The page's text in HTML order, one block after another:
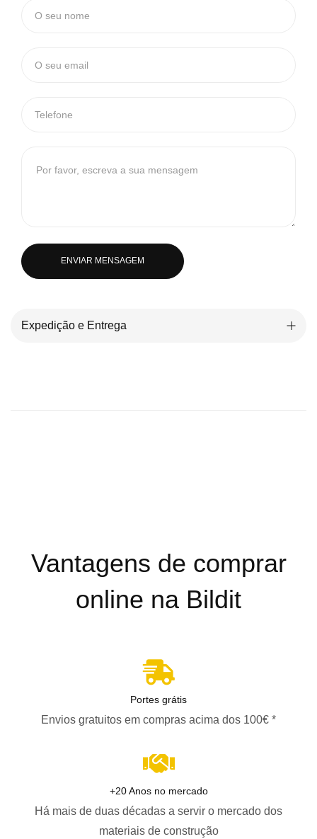
ENVIAR MENSAGEM
Expedição e Entrega
Vantagens de comprar
online na Bildit
Portes grátis
Envios gratuitos em compras acima dos 100€ *
+20 Anos no mercado
Há mais de duas décadas a servir o mercado dos
materiais de construção